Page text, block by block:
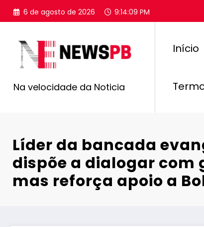
Pular
para
conteúdo
6 de agosto de 2026 9:14:10 PM
Na velocidade da Noticia
Início
Líder da bancada
dispõe a dialogar com
mas reforça apoio a